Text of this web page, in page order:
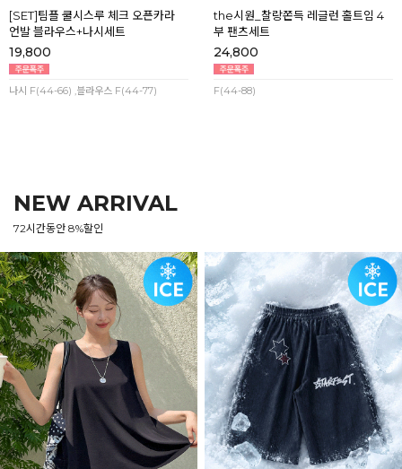
[SET]팀플 쿨시스루 체크 오픈카라
언발 블라우스+나시세트
19,800
나시 F(44-66) ,블라우스 F(44-77)
the시원_찰랑쫀득 레글런 홀트임 4
부 팬츠세트
24,800
F(44-88)
NEW ARRIVAL
72시간동안 8%할인